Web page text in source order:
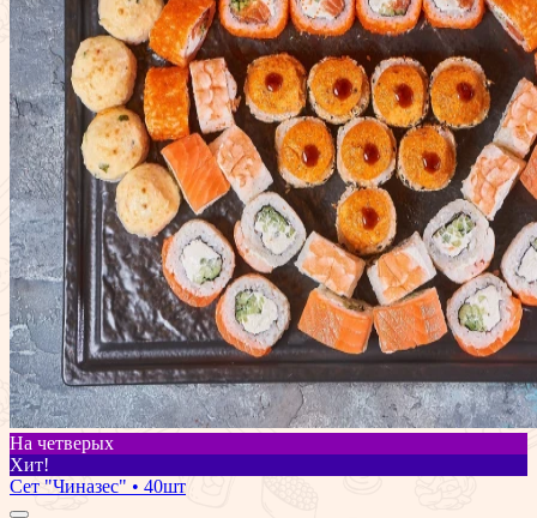
На четверых
Хит!
Сет "Чиназес" • 40шт